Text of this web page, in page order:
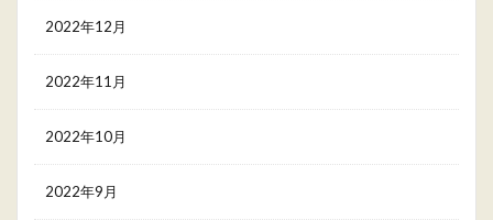
2022年12月
2022年11月
2022年10月
2022年9月